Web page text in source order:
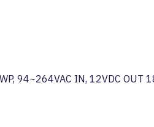
94~264VAC IN, 12VDC OUT